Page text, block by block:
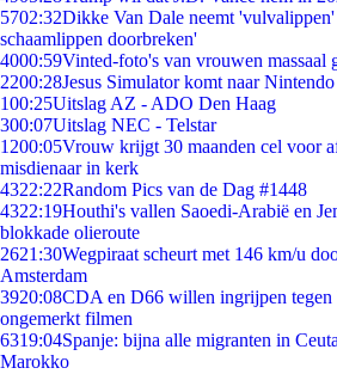
5702:32Dikke Van Dale neemt
schaamlippen doorbreken'
4000:59Vinted-foto's van vrouwen massaal
2200:28Jesus Simulator komt naar
100:25Uitslag AZ - ADO Den Haag
300:07Uitslag NEC - Telstar
1200:05Vrouw krijgt 30 maanden cel voor
misdienaar in kerk
4322:22Random Pics van de Dag #1448
4322:19Houthi's vallen Saoedi-Arabië en
blokkade olieroute
2621:30Wegpiraat scheurt met 146 km/u
Amsterdam
3920:08CDA en D66 willen ingrijpen tegen
ongemerkt filmen
6319:04Spanje: bijna alle migranten in
Marokko